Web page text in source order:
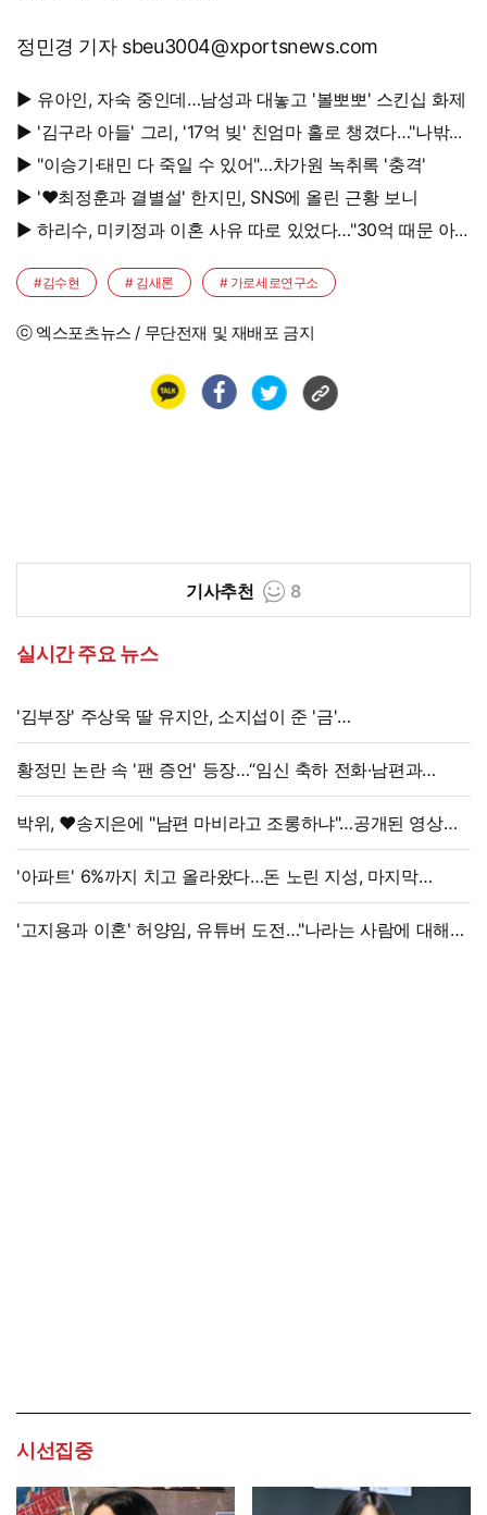
정민경 기자 sbeu3004@xportsnews.com
▶ 유아인, 자숙 중인데…남성과 대놓고 '볼뽀뽀' 스킨십 화제
▶ '김구라 아들' 그리, '17억 빚' 친엄마 홀로 챙겼다…"나밖에
없어, 연락 꾸준히 하는 중"
▶ "이승기·태민 다 죽일 수 있어"…차가원 녹취록 '충격'
▶ '♥최정훈과 결별설' 한지민, SNS에 올린 근황 보니
▶ 하리수, 미키정과 이혼 사유 따로 있었다…"30억 때문 아
#김수현 # 김새론 # 가로세로연구소
ⓒ 엑스포츠뉴스 / 무단전재 및 재배포 금지
기사추천 8
실시간 주요 뉴스
'김부장' 주상욱 딸 유지안, 소지섭이 준 '금'
방치했다…"비누인 줄"
황정민 논란 속 '팬 증언' 등장…“임신 축하 전화·남편과
식사도”
박위, ♥송지은에 "남편 마비라고 조롱하냐"…공개된 영상
보니
'아파트' 6%까지 치고 올라왔다…돈 노린 지성, 마지막
선택은
'고지용과 이혼' 허양임, 유튜버 도전…"나라는 사람에 대해
시선집중